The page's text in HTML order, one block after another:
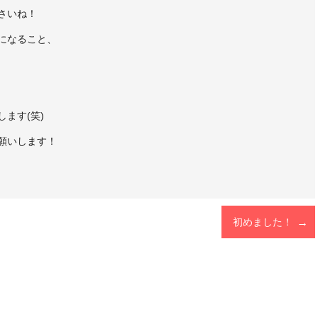
いね！
ること、
ます(笑)
いします！
初めました！